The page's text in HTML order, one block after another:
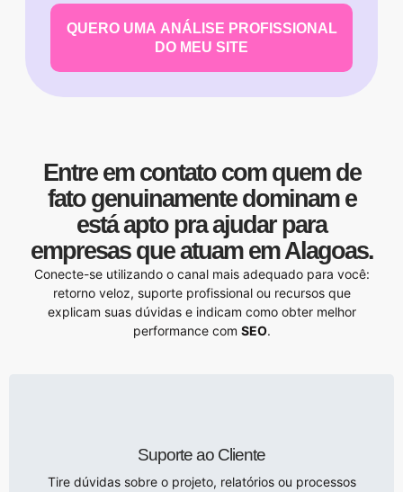
QUERO UMA ANÁLISE PROFISSIONAL
DO MEU SITE
Entre em contato com quem de
fato genuinamente dominam e
está apto pra ajudar para
empresas que atuam em Alagoas.
Conecte-se utilizando o canal mais adequado para você:
retorno veloz, suporte profissional ou recursos que
explicam suas dúvidas e indicam como obter melhor
performance com SEO.
Suporte ao Cliente
Tire dúvidas sobre o projeto, relatórios ou processos